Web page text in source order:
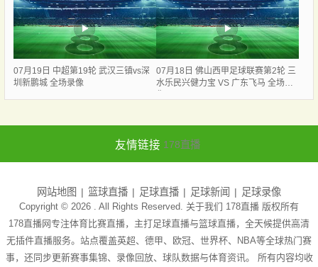
07月19日 中超第19轮 武汉三镇vs深
圳新鹏城 全场录像
07月18日 佛山西甲足球联赛第2轮 三
水乐民兴健力宝 VS 广东飞马 全场录
友情链接 178直播
网站地图 篮球直播 足球直播 足球新闻 足球录像
Copyright © 2026 . All Rights Reserved. 关于我们 178直播 版权所有
178直播网专注体育比赛直播，主打足球直播与篮球直播，全天候提供高清
无插件直播服务。站点覆盖英超、德甲、欧冠、世界杯、NBA等全球热门赛
事，还同步更新赛事集锦、录像回放、球队数据与体育资讯。 所有内容均收